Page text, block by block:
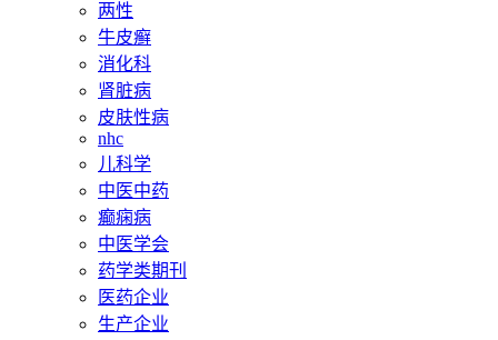
两性
牛皮癣
消化科
肾脏病
皮肤性病
nhc
儿科学
中医中药
癫痫病
中医学会
药学类期刊
医药企业
生产企业